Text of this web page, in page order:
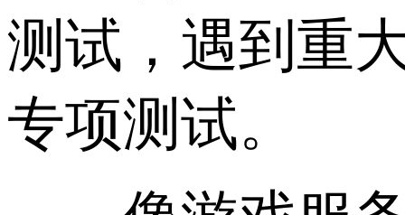
测试，遇到重
专项测试。